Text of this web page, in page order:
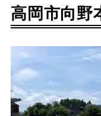
高岡市向